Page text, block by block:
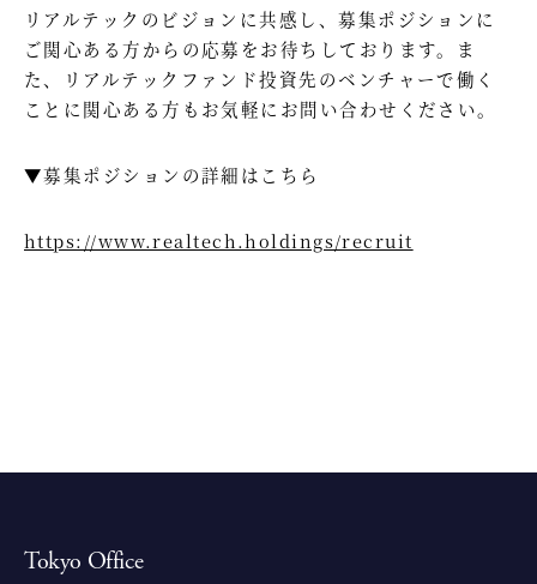
リアルテックのビジョンに共感し、募集ポジションに
ご関心ある方からの応募をお待ちしております。ま
た、リアルテックファンド投資先のベンチャーで働く
ことに関心ある方もお気軽にお問い合わせください。
▼募集ポジションの詳細はこちら
https://www.realtech.holdings/recruit
Tokyo Office